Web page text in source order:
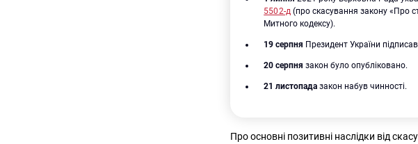
5502-д(про скасування закону «Про
Митного кодексу).
19 серпня Президент України
20 серпнязакон було опубліковано.
21 листопада закон набув чинності.
Про основні позитивні наслідки від